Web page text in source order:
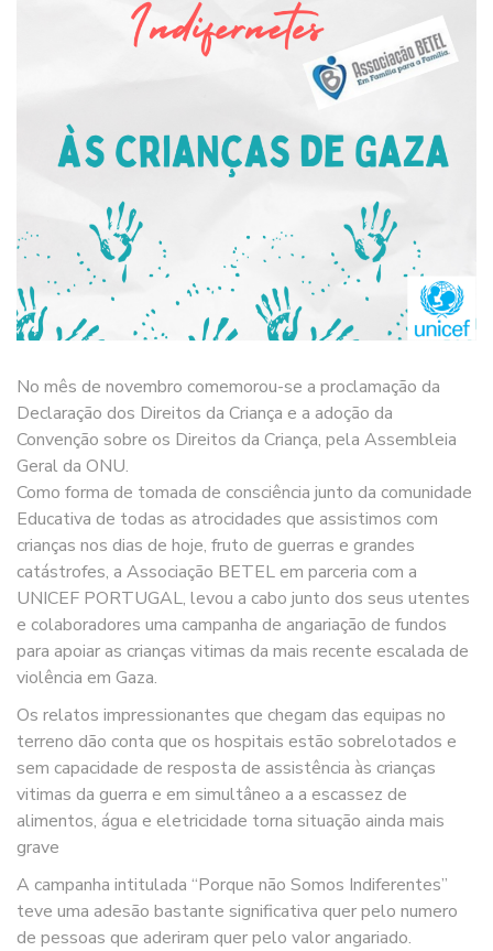
No mês de novembro comemorou-se a proclamação da
Declaração dos Direitos da Criança e a adoção da
Convenção sobre os Direitos da Criança, pela Assembleia
Geral da ONU.
Como forma de tomada de consciência junto da comunidade
Educativa de todas as atrocidades que assistimos com
crianças nos dias de hoje, fruto de guerras e grandes
catástrofes, a Associação BETEL em parceria com a
UNICEF PORTUGAL, levou a cabo junto dos seus utentes
e colaboradores uma campanha de angariação de fundos
para apoiar as crianças vitimas da mais recente escalada de
violência em Gaza.
Os relatos impressionantes que chegam das equipas no
terreno dão conta que os hospitais estão sobrelotados e
sem capacidade de resposta de assistência às crianças
vitimas da guerra e em simultâneo a a escassez de
alimentos, água e eletricidade torna situação ainda mais
grave
A campanha intitulada “Porque não Somos Indiferentes”
teve uma adesão bastante significativa quer pelo numero
de pessoas que aderiram quer pelo valor angariado.